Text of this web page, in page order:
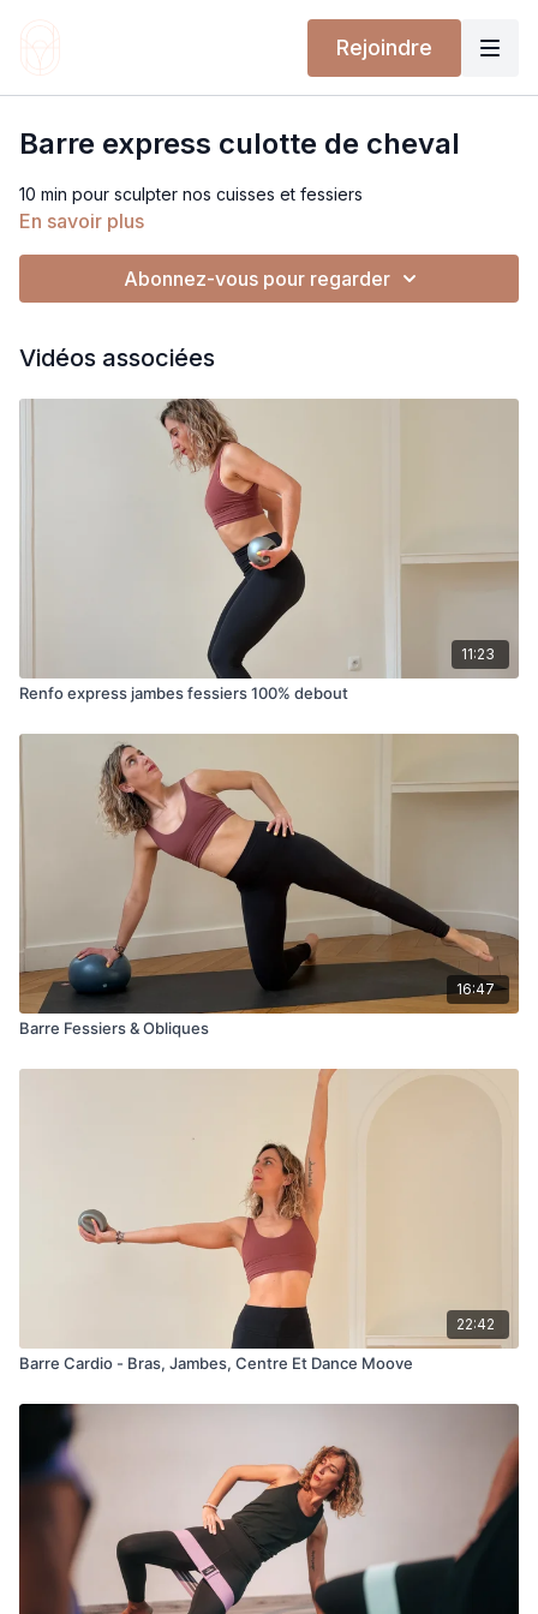
Rejoindre
Barre express culotte de cheval
10 min pour sculpter nos cuisses et fessiers
En savoir plus
Abonnez-vous pour regarder
Vidéos associées
11:23
Renfo express jambes fessiers 100% debout
16:47
Barre Fessiers & Obliques
22:42
Barre Cardio - Bras, Jambes, Centre Et Dance Moove